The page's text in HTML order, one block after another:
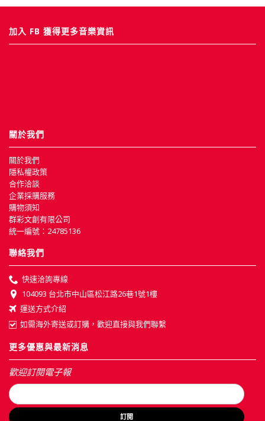
加入 FB 獲得更多音樂資訊
關於我們
關於我們
隱私權政策
合作洽談
企業採購服務
購物須知
群彩文創有限公司
統一編號：24785136
聯絡我們
快速洽詢專線
104093 台北市中山區松江路26巷1號1樓
運送方式介紹
如需海外寄送或訂購，歡迎直接與我們聯繫
更多優惠與最新消息
歡迎訂閱電子報
訂閱